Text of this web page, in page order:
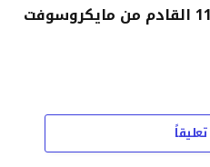
يستهدف تحديث ويندوز 11 القادم من مايكروسوفت